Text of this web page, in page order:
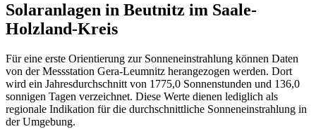
Solaranlagen in Beutnitz im Saale-
Holzland-Kreis
Für eine erste Orientierung zur Sonneneinstrahlung können Daten
von der Messstation Gera-Leumnitz herangezogen werden. Dort
wird ein Jahresdurchschnitt von 1775,0 Sonnenstunden und 136,0
sonnigen Tagen verzeichnet. Diese Werte dienen lediglich als
regionale Indikation für die durchschnittliche Sonneneinstrahlung in
der Umgebung.